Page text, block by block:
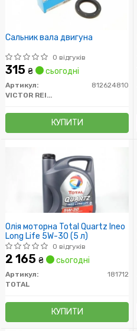
Сальник вала двигуна
0 відгуків
315 ₴ сьогодні
Артикул:
812624810
VICTOR REINZ
КУПИТИ
Олія моторна Total Quartz Ineo
Long Life 5W-30 (5 л)
0 відгуків
2 165 ₴ сьогодні
Артикул:
181712
TOTAL
КУПИТИ